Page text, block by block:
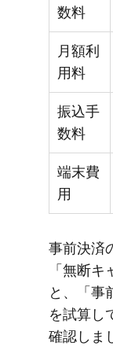
数料
月額利
用料
振込手
数料
端末費
用
事前決済
「無断
と、​「事
を​試算し
確認しま